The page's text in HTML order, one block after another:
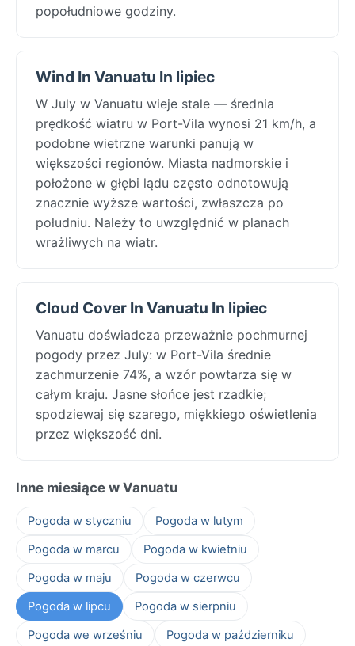
popołudniowe godziny.
Wind In Vanuatu In lipiec
W July w Vanuatu wieje stale — średnia
prędkość wiatru w Port-Vila wynosi 21 km/h, a
podobne wietrzne warunki panują w
większości regionów. Miasta nadmorskie i
położone w głębi lądu często odnotowują
znacznie wyższe wartości, zwłaszcza po
południu. Należy to uwzględnić w planach
wrażliwych na wiatr.
Cloud Cover In Vanuatu In lipiec
Vanuatu doświadcza przeważnie pochmurnej
pogody przez July: w Port-Vila średnie
zachmurzenie 74%, a wzór powtarza się w
całym kraju. Jasne słońce jest rzadkie;
spodziewaj się szarego, miękkiego oświetlenia
przez większość dni.
Inne miesiące w Vanuatu
Pogoda w styczniu
Pogoda w lutym
Pogoda w marcu
Pogoda w kwietniu
Pogoda w maju
Pogoda w czerwcu
Pogoda w lipcu
Pogoda w sierpniu
Pogoda we wrześniu
Pogoda w październiku